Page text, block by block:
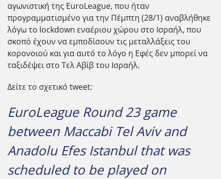
αγωνιστική της EuroLeague, που ήταν
προγραμματισμένο για την Πέμπτη (28/1) αναβλήθηκε
λόγω το lockdown εναέριου χώρου στο Ισραήλ, που
σκοπό έχουν να εμποδίσουν τις μεταλλάξεις του
κορονοιού και για αυτό το λόγο η Εφές δεν μπορεί να
ταξιδέψει στο Τελ Αβίβ του Ισραήλ.
Δείτε το σχετικό tweet:
EuroLeague Round 23 game
between Maccabi Tel Aviv and
Anadolu Efes Istanbul that was
scheduled to be played on